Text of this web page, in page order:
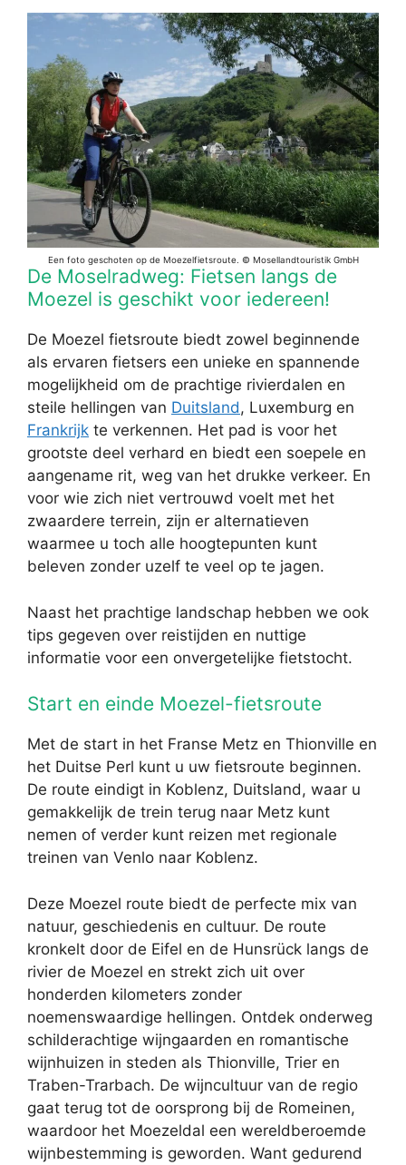
Een foto geschoten op de Moezelfietsroute. © Mosellandtouristik GmbH
De Moselradweg: Fietsen langs de
Moezel is geschikt voor iedereen!
De Moezel fietsroute biedt zowel beginnende
als ervaren fietsers een unieke en spannende
mogelijkheid om de prachtige rivierdalen en
steile hellingen van Duitsland, Luxemburg en
Frankrijk te verkennen. Het pad is voor het
grootste deel verhard en biedt een soepele en
aangename rit, weg van het drukke verkeer. En
voor wie zich niet vertrouwd voelt met het
zwaardere terrein, zijn er alternatieven
waarmee u toch alle hoogtepunten kunt
beleven zonder uzelf te veel op te jagen.
Naast het prachtige landschap hebben we ook
tips gegeven over reistijden en nuttige
informatie voor een onvergetelijke fietstocht.
Start en einde Moezel-fietsroute
Met de start in het Franse Metz en Thionville en
het Duitse Perl kunt u uw fietsroute beginnen.
De route eindigt in Koblenz, Duitsland, waar u
gemakkelijk de trein terug naar Metz kunt
nemen of verder kunt reizen met regionale
treinen van Venlo naar Koblenz.
Deze Moezel route biedt de perfecte mix van
natuur, geschiedenis en cultuur. De route
kronkelt door de Eifel en de Hunsrück langs de
rivier de Moezel en strekt zich uit over
honderden kilometers zonder
noemenswaardige hellingen. Ontdek onderweg
schilderachtige wijngaarden en romantische
wijnhuizen in steden als Thionville, Trier en
Traben-Trarbach. De wijncultuur van de regio
gaat terug tot de oorsprong bij de Romeinen,
waardoor het Moezeldal een wereldberoemde
wijnbestemming is geworden. Want gedurend